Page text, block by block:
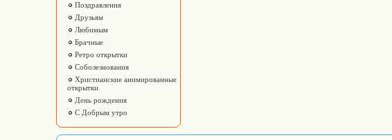
Поздравления
Друзьям
Любимым
Брачные
Ретро открытки
Соболезнования
Христианские анимированные
открытки
День рождения
С Добрым утро